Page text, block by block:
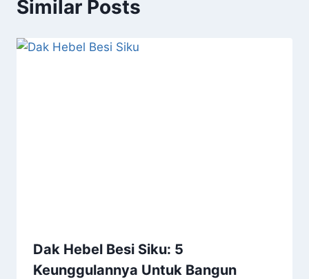
Similar Posts
Dak Hebel Besi Siku: 5
Keunggulannya Untuk Bangun